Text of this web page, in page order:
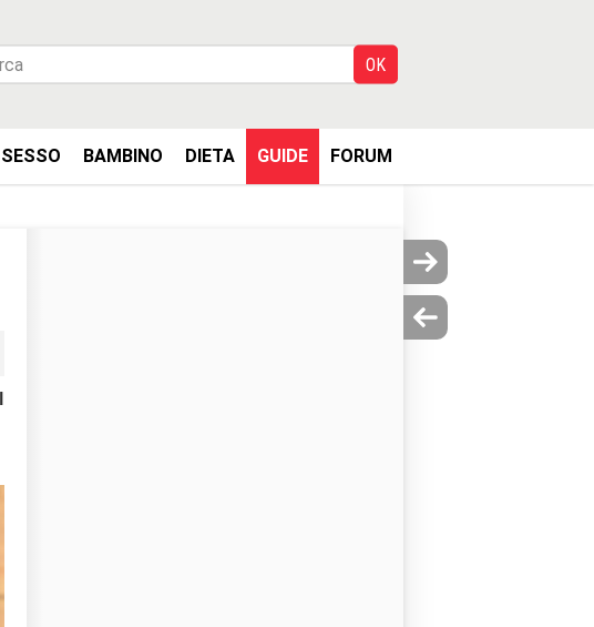
SESSO BAMBINO DIETA GUIDE FORUM